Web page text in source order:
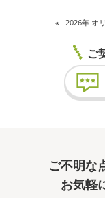
2026年 オ
ご
ご不明な
お気軽